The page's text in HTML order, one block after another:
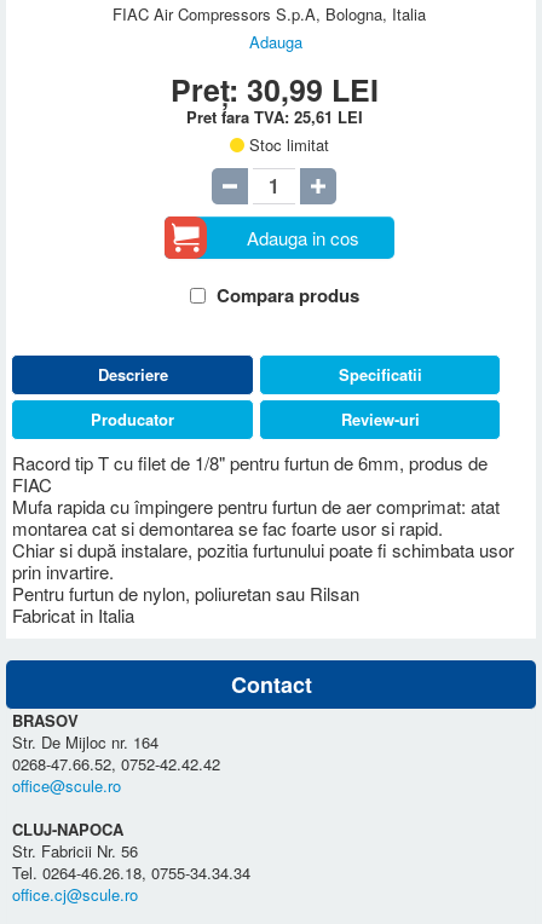
FIAC Air Compressors S.p.A, Bologna, Italia
Adauga
Preț: 30,99 LEI
Pret fara TVA: 25,61 LEI
Stoc limitat
Adauga in cos
Compara produs
Descriere
Racord tip T cu filet de 1/8" pentru furtun de 6mm, produs de
FIAC
Mufa rapida cu împingere pentru furtun de aer comprimat: atat
montarea cat si demontarea se fac foarte usor si rapid.
Chiar si după instalare, pozitia furtunului poate fi schimbata usor
prin invartire.
Pentru furtun de nylon, poliuretan sau Rilsan
Fabricat in Italia
Specificatii
Producator
Review-uri
Contact
BRASOV
Str. De Mijloc nr. 164
0268-47.66.52, 0752-42.42.42
office@scule.ro
CLUJ-NAPOCA
Str. Fabricii Nr. 56
Tel. 0264-46.26.18, 0755-34.34.34
office.cj@scule.ro